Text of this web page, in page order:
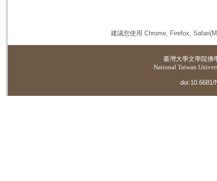
建議您使用 Chrome, Firefox,
臺灣大學文學院佛
National Taiwan
doi:10.6681/